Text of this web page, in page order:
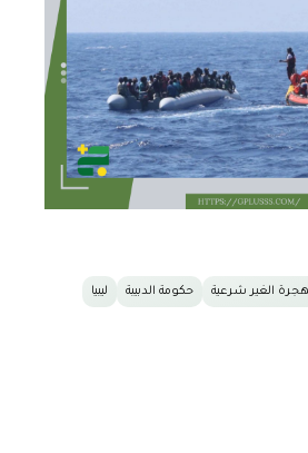
الغير شرعية حكومة الدبيبة ليبيا